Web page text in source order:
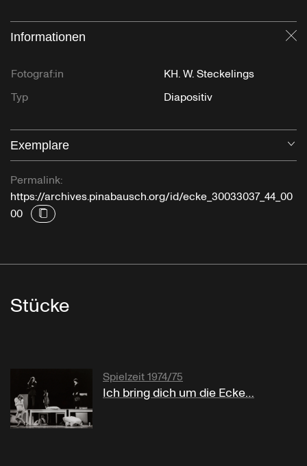
Informationen
Fotograf:in
KH. W. Steckelings
Typ
Diapositiv
Exemplare
Permalink:
https://archives.pinabausch.org/id/ecke_30033037_44_00
00
Stücke
Spielzeit 1974/75
Ich bring dich um die Ecke…